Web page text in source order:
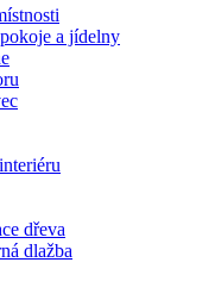
a jídelny
dřeva
dlažba